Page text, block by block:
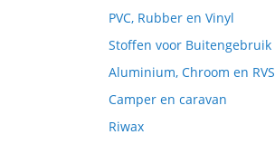
PVC, Rubber en Vinyl
Stoffen voor Buitengebruik
Aluminium, Chroom en RVS
Camper en caravan
Riwax